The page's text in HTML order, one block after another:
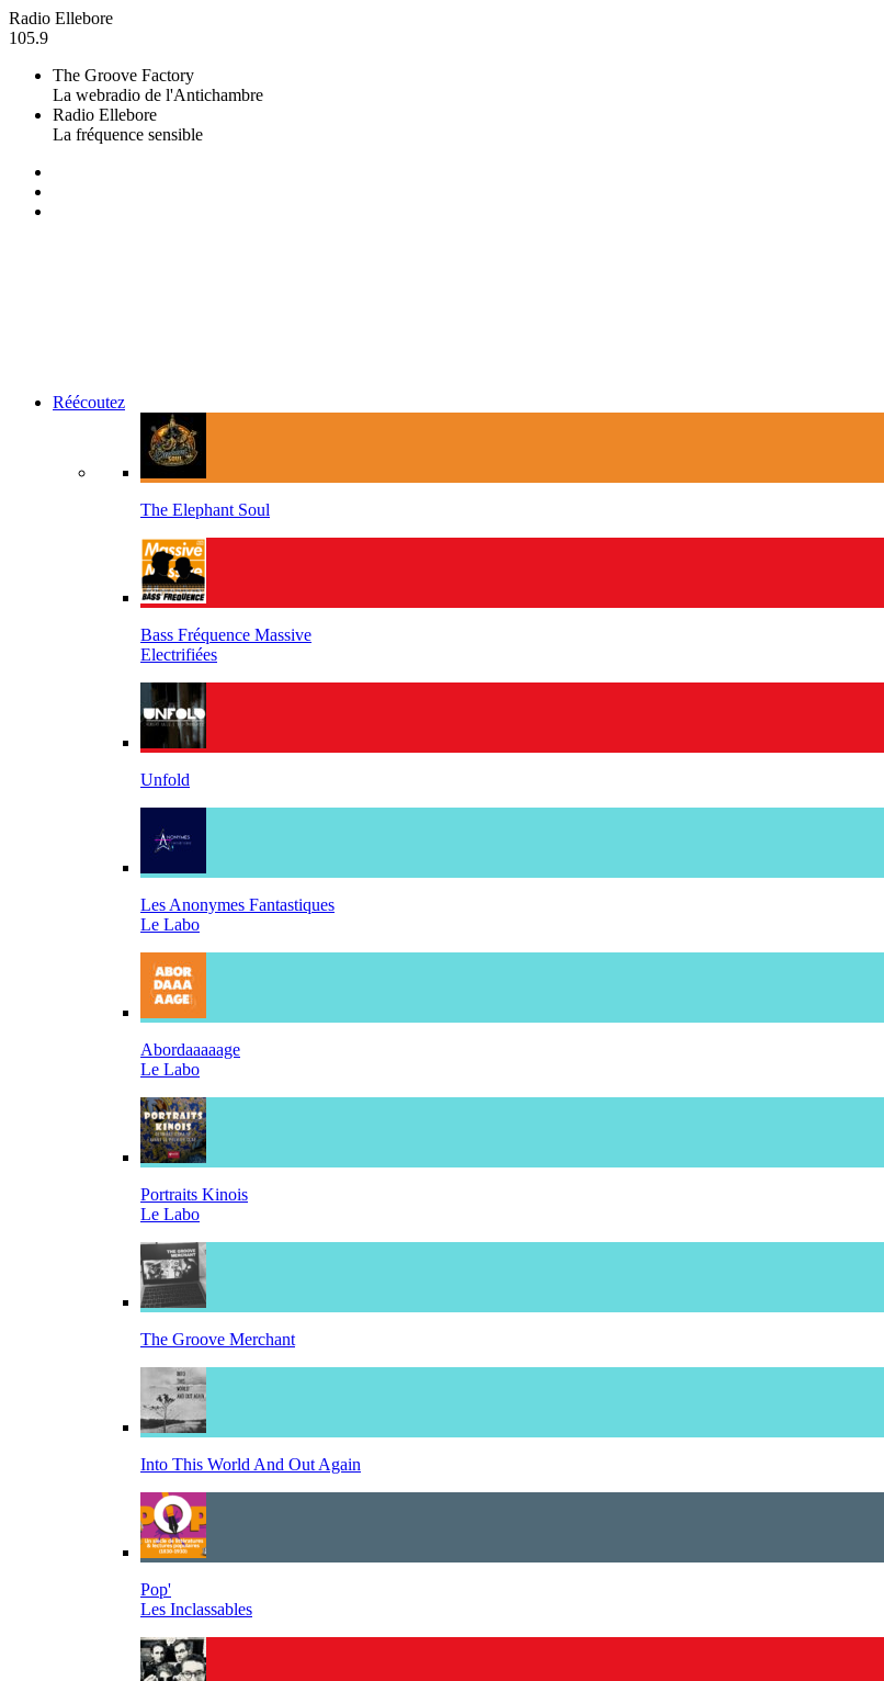
Radio Ellebore
105.9
The Groove Factory
La webradio de l'Antichambre
Radio Ellebore
La fréquence sensible
Réécoutez
The Elephant Soul
Bass Fréquence Massive
Electrifiées
Unfold
Les Anonymes Fantastiques
Le Labo
Abordaaaaage
Le Labo
Portraits Kinois
Le Labo
The Groove Merchant
Into This World And Out Again
Pop'
Les Inclassables